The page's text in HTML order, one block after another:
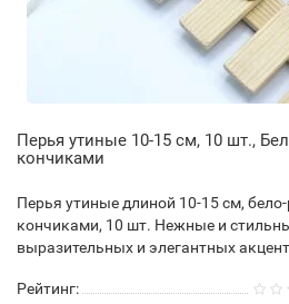
Перья утиные 10-15 см, 10 шт.,
кончиками
Перья утиные длиной 10-15 см,
кончиками, 10 шт. Нежные и
выразительных и элегантных
Рейтинг: